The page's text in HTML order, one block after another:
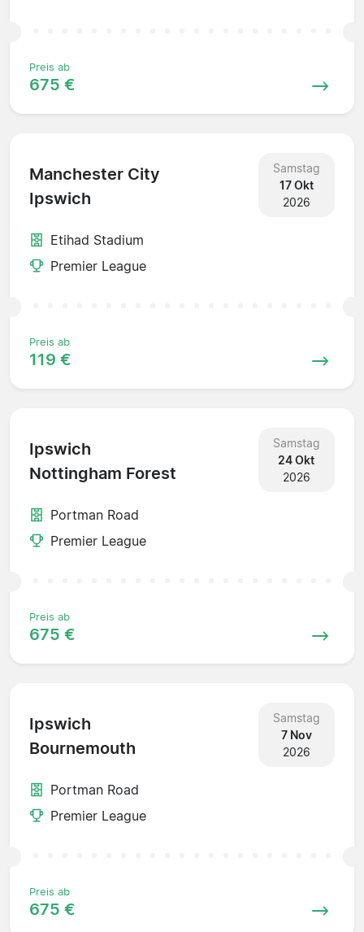
Preis ab
675 €
Manchester City
Ipswich
Samstag
17 Okt
2026
Etihad Stadium
Premier League
Preis ab
119 €
Ipswich
Nottingham Forest
Samstag
24 Okt
2026
Portman Road
Premier League
Preis ab
675 €
Ipswich
Bournemouth
Samstag
7 Nov
2026
Portman Road
Premier League
Preis ab
675 €